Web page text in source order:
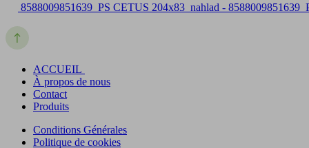
8588009851639_PS CETUS 204x83_nahlad -
ACCUEIL
À propos de nous
Contact
Produits
Conditions Générales
Politique de cookies